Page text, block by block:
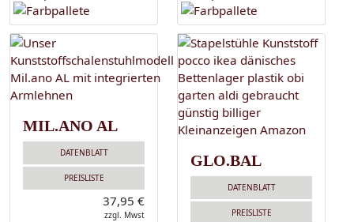
MIL.ANO AL
DATENBLATT
PREISLISTE
37,95 €
zzgl. Mwst
GLO.BAL
DATENBLATT
PREISLISTE